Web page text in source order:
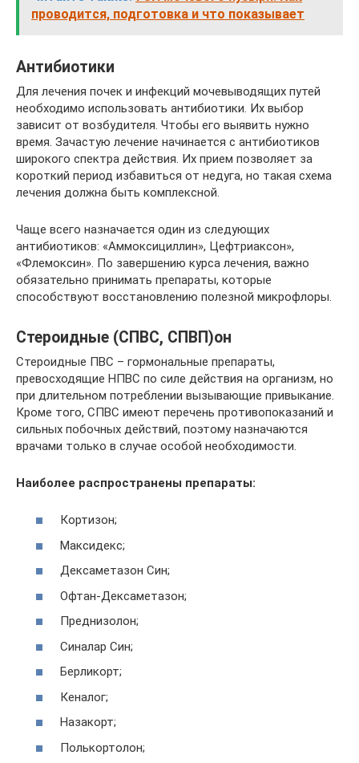
проводится, подготовка и что показывает
Антибиотики
Для лечения почек и инфекций мочевыводящих путей
необходимо использовать антибиотики. Их выбор
зависит от возбудителя. Чтобы его выявить нужно
время. Зачастую лечение начинается с антибиотиков
широкого спектра действия. Их прием позволяет за
короткий период избавиться от недуга, но такая схема
лечения должна быть комплексной.
Чаще всего назначается один из следующих
антибиотиков: «Аммоксициллин», Цефтриаксон»,
«Флемоксин». По завершению курса лечения, важно
обязательно принимать препараты, которые
способствуют восстановлению полезной микрофлоры.
Стероидные (СПВС, СПВП)он
Стероидные ПВС – гормональные препараты,
превосходящие НПВС по силе действия на организм, но
при длительном потреблении вызывающие привыкание.
Кроме того, СПВС имеют перечень противопоказаний и
сильных побочных действий, поэтому назначаются
врачами только в случае особой необходимости.
Наиболее распространены препараты:
Кортизон;
Максидекс;
Дексаметазон Син;
Офтан-Дексаметазон;
Преднизолон;
Синалар Син;
Берликорт;
Кеналог;
Назакорт;
Полькортолон;